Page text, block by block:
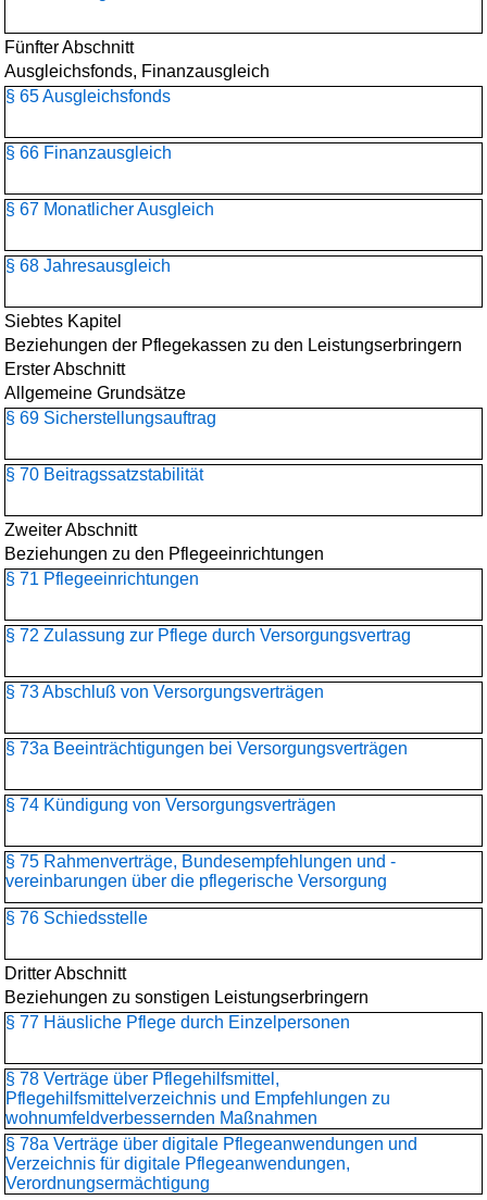
Fünfter Abschnitt
Ausgleichsfonds, Finanzausgleich
§ 65 Ausgleichsfonds
§ 66 Finanzausgleich
§ 67 Monatlicher Ausgleich
§ 68 Jahresausgleich
Siebtes Kapitel
Beziehungen der Pflegekassen zu den Leistungserbringern
Erster Abschnitt
Allgemeine Grundsätze
§ 69 Sicherstellungsauftrag
§ 70 Beitragssatzstabilität
Zweiter Abschnitt
Beziehungen zu den Pflegeeinrichtungen
§ 71 Pflegeeinrichtungen
§ 72 Zulassung zur Pflege durch Versorgungsvertrag
§ 73 Abschluß von Versorgungsverträgen
§ 73a Beeinträchtigungen bei Versorgungsverträgen
§ 74 Kündigung von Versorgungsverträgen
§ 75 Rahmenverträge, Bundesempfehlungen und -
vereinbarungen über die pflegerische Versorgung
§ 76 Schiedsstelle
Dritter Abschnitt
Beziehungen zu sonstigen Leistungserbringern
§ 77 Häusliche Pflege durch Einzelpersonen
§ 78 Verträge über Pflegehilfsmittel,
Pflegehilfsmittelverzeichnis und Empfehlungen zu
wohnumfeldverbessernden Maßnahmen
§ 78a Verträge über digitale Pflegeanwendungen und
Verzeichnis für digitale Pflegeanwendungen,
Verordnungsermächtigung